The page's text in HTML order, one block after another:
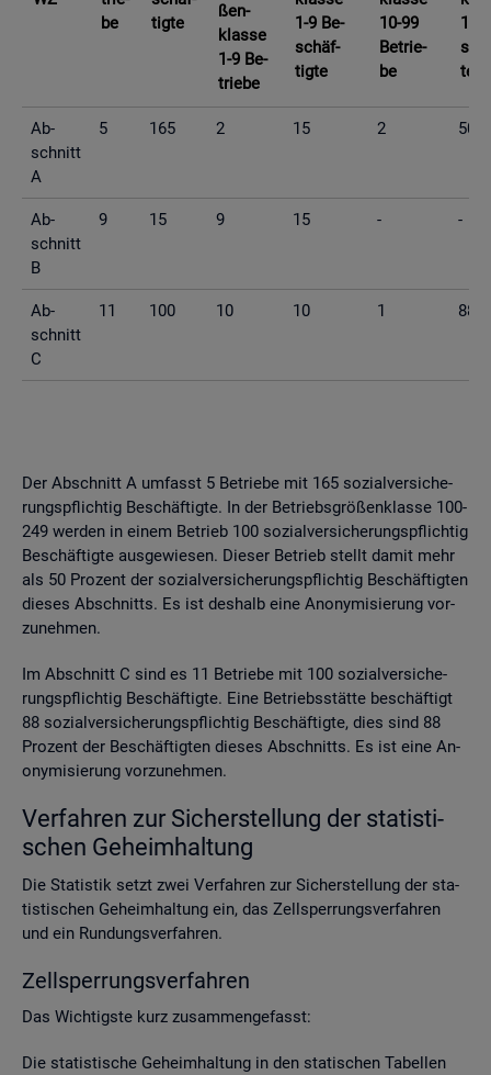
be
tig­te
ßen­
klas­se
1-9 Be­
trie­be
1-9 Be­
schäf­
tig­te
10-99
Be­trie­
be
10-
te
Ab­
schnitt
A
5 165 2 15 2 50
Ab­
schnitt
B
9 15 9 15 - -
Ab­
schnitt
C
11 100 10 10 1 88
Der Ab­schnitt A um­fasst 5 Be­trie­be mit 165 so­zi­al­ver­si­che­
rungs­pflich­tig Be­schäf­tig­te. In der Be­triebs­grö­ßen­klas­se 100-
249 wer­den in einem Be­trieb 100 so­zi­al­ver­si­che­rungs­pflich­tig
Be­schäf­tig­te aus­ge­wie­sen. Die­ser Be­trieb stellt damit mehr
als 50 Pro­zent der so­zi­al­ver­si­che­rungs­pflich­tig Be­schäf­tig­ten
die­ses Ab­schnitts. Es ist des­halb eine An­ony­mi­sie­rung vor­
zu­neh­men.
Im Ab­schnitt C sind es 11 Be­trie­be mit 100 so­zi­al­ver­si­che­
rungs­pflich­tig Be­schäf­tig­te. Eine Be­triebs­stät­te be­schäf­tigt
88 so­zi­al­ver­si­che­rungs­pflich­tig Be­schäf­tig­te, dies sind 88
Pro­zent der Be­schäf­tig­ten die­ses Ab­schnitts. Es ist eine An­
ony­mi­sie­rung vor­zu­neh­men.
Ver­fah­ren zur Si­cher­stel­lung der sta­tis­ti­
schen Ge­heim­hal­tung
Die Sta­tis­tik setzt zwei Ver­fah­ren zur Si­cher­stel­lung der sta­
tis­ti­schen Ge­heim­hal­tung ein, das Zell­sper­rungs­ver­fah­ren
und ein Run­dungs­ver­fah­ren.
Zell­sper­rungs­ver­fah­ren
Das Wich­tigs­te kurz zu­sam­men­ge­fasst:
Die sta­tis­ti­sche Ge­heim­hal­tung in den sta­ti­schen Ta­bel­len